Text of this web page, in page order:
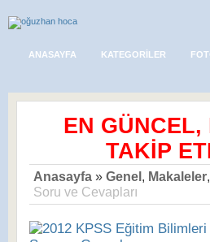
ANASAYFA KATEGORILER
EN
TAKİP
Anasayfa » Genel, Makaleler,
Soru ve Cevapları